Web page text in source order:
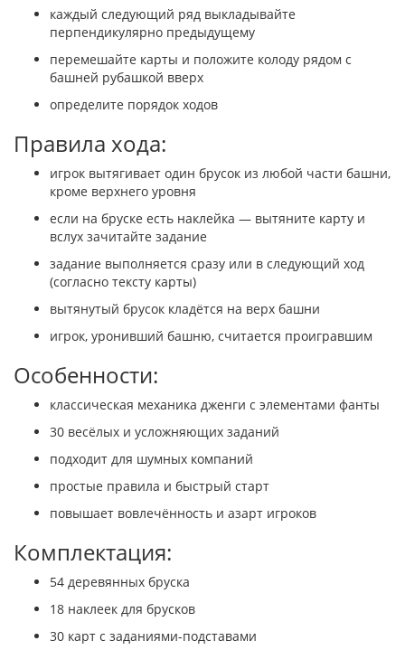
каждый следующий ряд выкладывайте
перпендикулярно предыдущему
перемешайте карты и положите колоду рядом с
башней рубашкой вверх
определите порядок ходов
Правила хода:
игрок вытягивает один брусок из любой части башни,
кроме верхнего уровня
если на бруске есть наклейка — вытяните карту и
вслух зачитайте задание
задание выполняется сразу или в следующий ход
(согласно тексту карты)
вытянутый брусок кладётся на верх башни
игрок, уронивший башню, считается проигравшим
Особенности:
классическая механика дженги с элементами фанты
30 весёлых и усложняющих заданий
подходит для шумных компаний
простые правила и быстрый старт
повышает вовлечённость и азарт игроков
Комплектация:
54 деревянных бруска
18 наклеек для брусков
30 карт с заданиями-подставами